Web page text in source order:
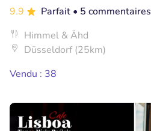
9.9
Parfait • 5 commentaires
Himmel & Ähd
Düsseldorf (25km)
Vendu : 38